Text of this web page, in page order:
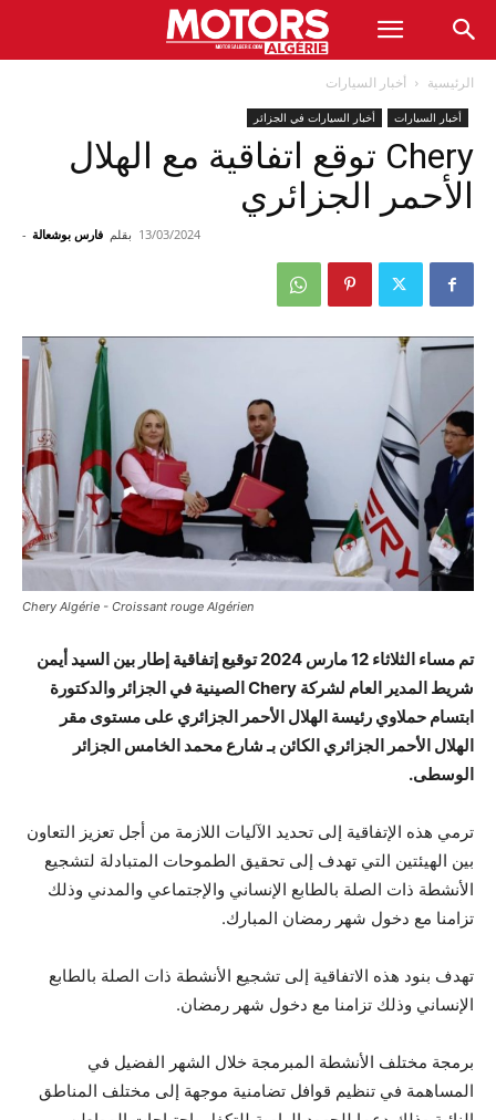
الرئيسية أخبار السيارات
أخبار السيارات أخبار السيارات في الجزائر
Chery توقع اتفاقية مع الهلال
الأحمر الجزائري
بقلم فارس بوشعالة - 13/03/2024
Chery Algérie - Croissant rouge Algérien
تم مساء الثلاثاء 12 مارس 2024 توقيع إتفاقية إطار بين السيد أيمن
شريط المدير العام لشركة Chery الصينية في الجزائر والدكتورة
ابتسام حملاوي رئيسة الهلال الأحمر الجزائري على مستوى مقر
الهلال الأحمر الجزائري الكائن بـ شارع محمد الخامس الجزائر
الوسطى.
ترمي هذه الإتفاقية إلى تحديد الآليات اللازمة من أجل تعزيز التعاون
بين الهيئتين التي تهدف إلى تحقيق الطموحات المتبادلة لتشجيع
الأنشطة ذات الصلة بالطابع الإنساني والإجتماعي والمدني وذلك
تزامنا مع دخول شهر رمضان المبارك.
تهدف بنود هذه الاتفاقية إلى تشجيع الأنشطة ذات الصلة بالطابع
الإنساني وذلك تزامنا مع دخول شهر رمضان.
برمجة مختلف الأنشطة المبرمجة خلال الشهر الفضيل في
المساهمة في تنظيم قوافل تضامنية موجهة إلى مختلف المناطق